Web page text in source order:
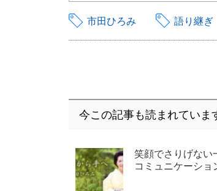
市田ひろみ 語り継ぎ
今この記事も読まれていま
笑顔でさりげない
コミュニケーショ